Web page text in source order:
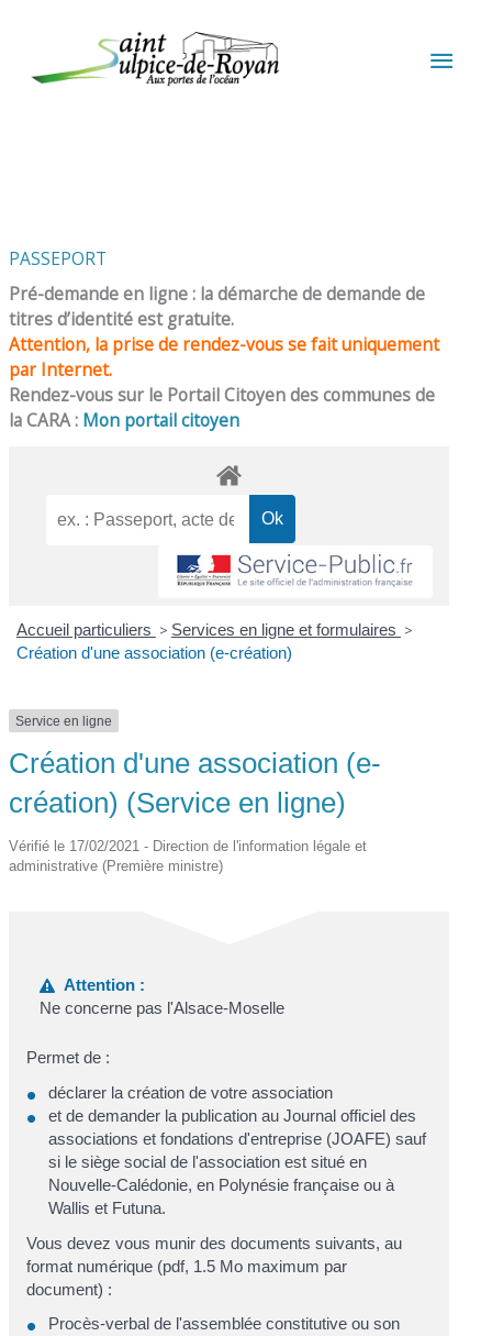
PASSEPORT
Pré-demande en ligne : la démarche de demande de
titres d’identité est gratuite.
Attention, la prise de rendez-vous se fait uniquement
par Internet.
Rendez-vous sur le Portail Citoyen des communes de
la CARA : Mon portail citoyen
Accueil particuliers > Services en ligne et formulaires >
Création d'une association (e-création)
Service en ligne
Création d'une association (e-
création) (Service en ligne)
Vérifié le 17/02/2021 - Direction de l'information légale et
administrative (Première ministre)
Attention :
Ne concerne pas l'Alsace-Moselle
Permet de :
déclarer la création de votre association
et de demander la publication au Journal officiel des
associations et fondations d'entreprise (JOAFE) sauf
si le siège social de l'association est situé en
Nouvelle-Calédonie, en Polynésie française ou à
Wallis et Futuna.
Vous devez vous munir des documents suivants, au
format numérique (pdf, 1.5 Mo maximum par
document) :
Procès-verbal de l'assemblée constitutive ou son